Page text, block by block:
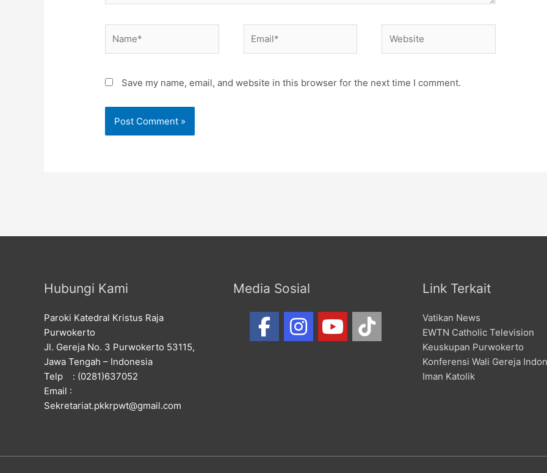
Save my name, email, and website in this browser for the next time I comment.
Hubungi Kami
Paroki Katedral Kristus Raja
Purwokerto
Jl. Gereja No. 3 Purwokerto 53115,
Jawa Tengah – Indonesia
Telp : (0281)637052
Email :
Sekretariat.pkkrpwt@gmail.com
Media Sosial Link Terkait
Vatikan News
EWTN Catholic Television
Keuskupan Purwokerto
Konferensi Wali Gereja
Iman Katolik